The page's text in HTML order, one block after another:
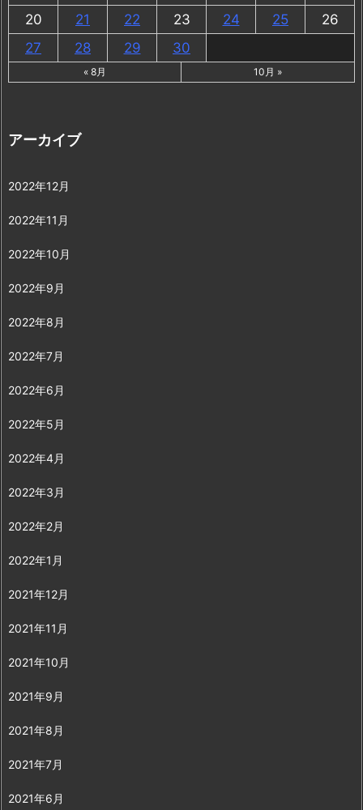
20
21 22 23 24 25
26
27
28 29 30
« 8月 10月 »
アーカイブ
2022年12月
2022年11月
2022年10月
2022年9月
2022年8月
2022年7月
2022年6月
2022年5月
2022年4月
2022年3月
2022年2月
2022年1月
2021年12月
2021年11月
2021年10月
2021年9月
2021年8月
2021年7月
2021年6月